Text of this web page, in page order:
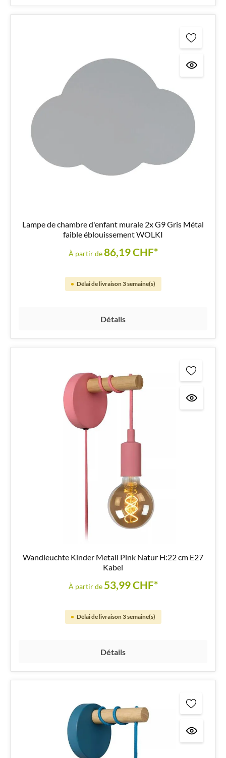
Lampe de chambre d'enfant murale 2x G9 Gris Métal
faible éblouissement WOLKI
À partir de86,19 CHF*
Délai de livraison 3 semaine(s)
Détails
Wandleuchte Kinder Metall Pink Natur H:22 cm E27
Kabel
À partir de 53,99 CHF*
Délai de livraison 3 semaine(s)
Détails